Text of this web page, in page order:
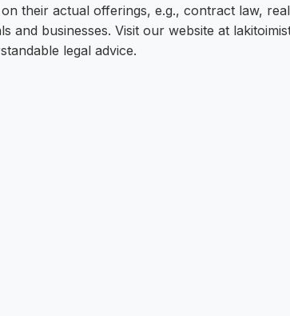
their actual offerings, e.g., contract law,
and businesses. Visit our website at
legal advice.